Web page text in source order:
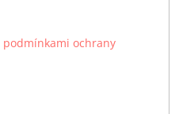
podmínkami ochrany